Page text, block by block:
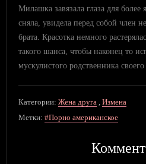
Милашка завязала глаза для
сняла, увидела перед собой член
брата. Красотка немного
такого шанса, чтобы наконец то
мускулистого родственника своего
Категории: Жена друга , Измена
Метки: #Порно американское